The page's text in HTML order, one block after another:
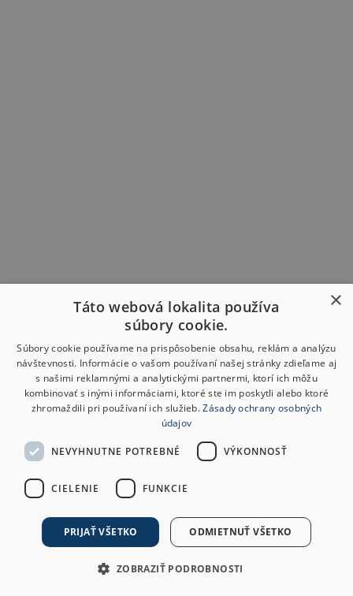
×
Táto webová lokalita používa
súbory cookie.
Súbory cookie používame na prispôsobenie obsahu, reklám a analýzu
návštevnosti. Informácie o vašom používaní našej stránky zdieľame aj
s našimi reklamnými a analytickými partnermi, ktorí ich môžu
kombinovať s inými informáciami, ktoré ste im poskytli alebo ktoré
zhromaždili pri používaní ich služieb.Zásady ochrany osobných
údajov
NEVYHNUTNE POTREBNÉ VÝKONNOSŤ
CIELENIE FUNKCIE
PRIJAŤ VŠETKO ODMIETNUŤ VŠETKO
ZOBRAZIŤ PODROBNOSTI